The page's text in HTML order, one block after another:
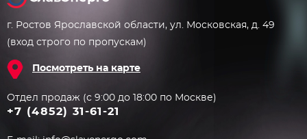
г. Ростов Ярославской области, ул. Московская, д. 49
(вход строго по пропускам)
Посмотреть на карте
Отдел продаж (с 9:00 до 18:00 по Москве)
+7 (4852) 31-61-21